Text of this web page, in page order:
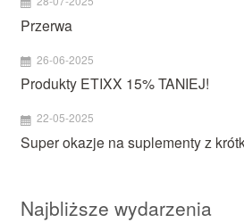
Przerwa
26-06-2025
Produkty ETIXX 15% TANIEJ!
22-05-2025
Super okazje na suplementy z
Najbliższe wydarzenia